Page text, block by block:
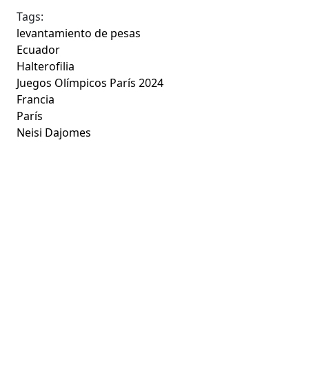
Tags:
levantamiento de pesas
Ecuador
Halterofilia
Juegos Olímpicos París 2024
Francia
París
Neisi Dajomes